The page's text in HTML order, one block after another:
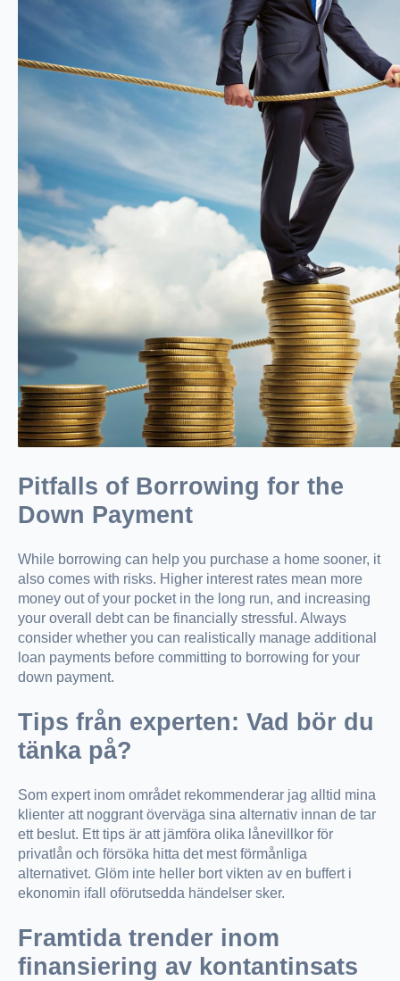
Pitfalls of Borrowing for the
Down Payment
While borrowing can help you purchase a home sooner, it
also comes with risks. Higher interest rates mean more
money out of your pocket in the long run, and increasing
your overall debt can be financially stressful. Always
consider whether you can realistically manage additional
loan payments before committing to borrowing for your
down payment.
Tips från experten: Vad bör du
tänka på?
Som expert inom området rekommenderar jag alltid mina
klienter att noggrant överväga sina alternativ innan de tar
ett beslut. Ett tips är att jämföra olika lånevillkor för
privatlån och försöka hitta det mest förmånliga
alternativet. Glöm inte heller bort vikten av en buffert i
ekonomin ifall oförutsedda händelser sker.
Framtida trender inom
finansiering av kontantinsats